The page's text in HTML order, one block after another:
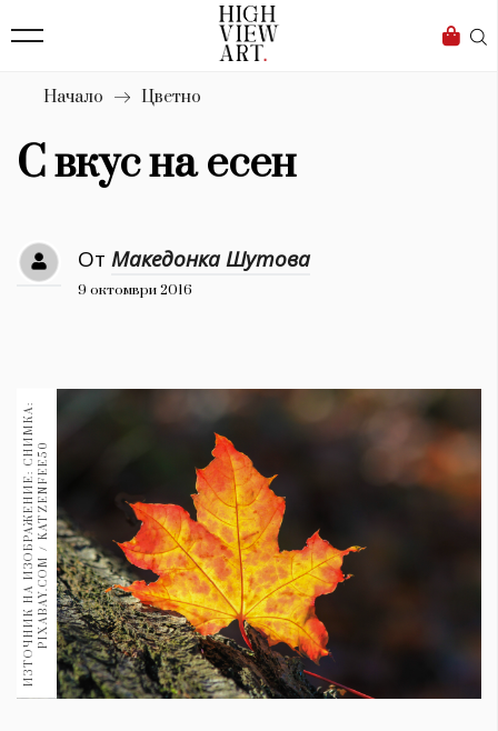
Бизнес
Мода
Dialogue
Изкуство
Красота
Дизайн
Книги
30+ 1970
Гурме 1710
Пътувай
237
389
Начало Цветно
С вкус на есен
От Македонка Шутова
9 октомври 2016
И
З
Т
О
Ч
Н
И
К
Н
А
И
З
О
Б
Р
А
Ж
Е
Н
И
Е
:
С
Н
И
М
К
А
:
P
I
X
A
B
A
Y
.
C
O
M
/
K
A
T
Z
E
N
F
E
E
50